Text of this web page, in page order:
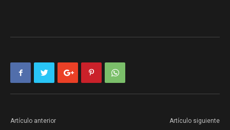
Artículo anterior Artículo siguiente